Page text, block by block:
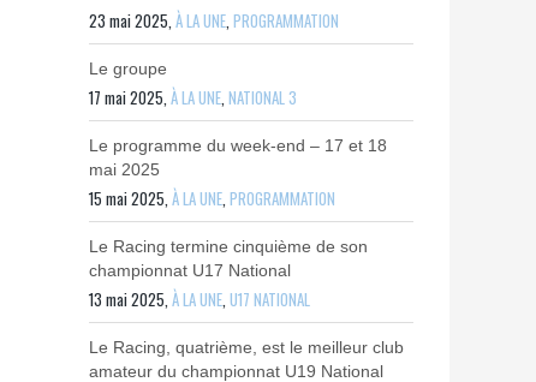
23 mai 2025,À LA UNE,PROGRAMMATION
Le groupe
17 mai 2025,À LA UNE,NATIONAL 3
Le programme du week-end – 17 et 18
mai 2025
15 mai 2025,À LA UNE,PROGRAMMATION
Le Racing termine cinquième de son
championnat U17 National
13 mai 2025,À LA UNE,U17 NATIONAL
Le Racing, quatrième, est le meilleur club
amateur du championnat U19 National